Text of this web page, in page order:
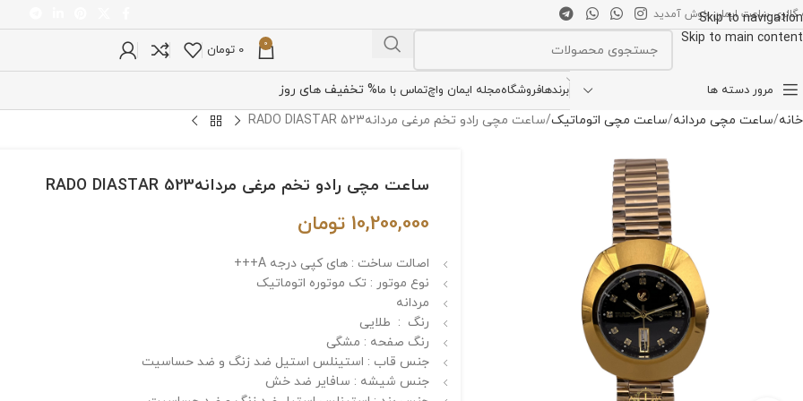
Skip to navigation
Skip to main content
گالری ساعت ایمان خوش آمدید
0
0 تومان
مرور دسته ها برندهافروشگاهمجله ایمان واچتماس با ما% تخفیف های روز
خانه ساعت مچی مردانه ساعت مچی اتوماتیک ساعت مچی رادو تخم مرغی مردانهRADO DIASTAR 523
ساعت مچی رادو تخم مرغی مردانهRADO DIASTAR 523
10,200,000 تومان
اصالت ساخت : های کپی درجه A+++
نوع موتور : تک موتوره اتوماتیک
مردانه
رنگ : طلایی
رنگ صفحه : مشگی
جنس قاب : استینلس استیل ضد زنگ و ضد حساسیت
جنس شیشه : سافایر ضد خش